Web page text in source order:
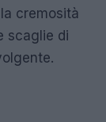
cremosità
scaglie di